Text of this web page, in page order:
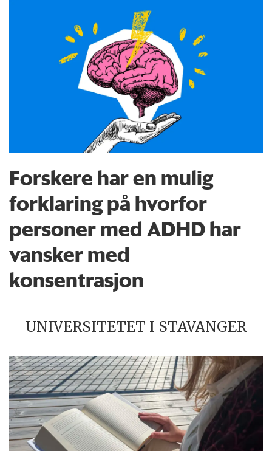
Forskere har en mulig
forklaring på hvorfor
personer med ADHD har
vansker med
konsentrasjon
UNIVERSITETET I STAVANGER